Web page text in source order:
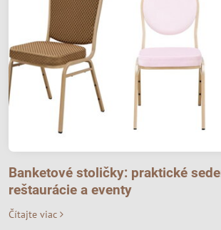
Banketové stoličky: praktické
reštaurácie a eventy
Čítajte viac